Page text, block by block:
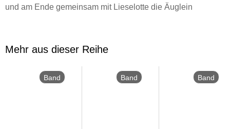
und am Ende gemeinsam mit Lieselotte die Äuglein
Lieselottes Abenteuer für die Kleinsten! Auch Kinder ab 2
Lieblingskuh und ihren Freunden. Fröhliche Bilder und
stabile Pappseiten mit abgerundeten Ecken für kleine
Mehr aus dieser Reihe
Band
Band
Band